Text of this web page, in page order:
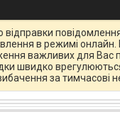
в режимі онлайн.
важливих для
швидко
за тимчасові